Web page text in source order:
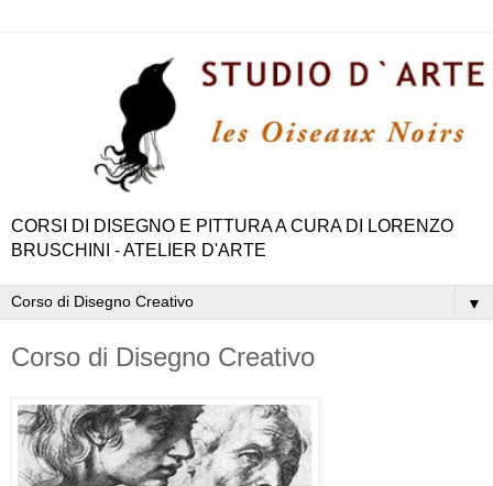
CORSI DI DISEGNO E PITTURA A CURA DI LORENZO
BRUSCHINI - ATELIER D'ARTE
▼
Corso di Disegno Creativo